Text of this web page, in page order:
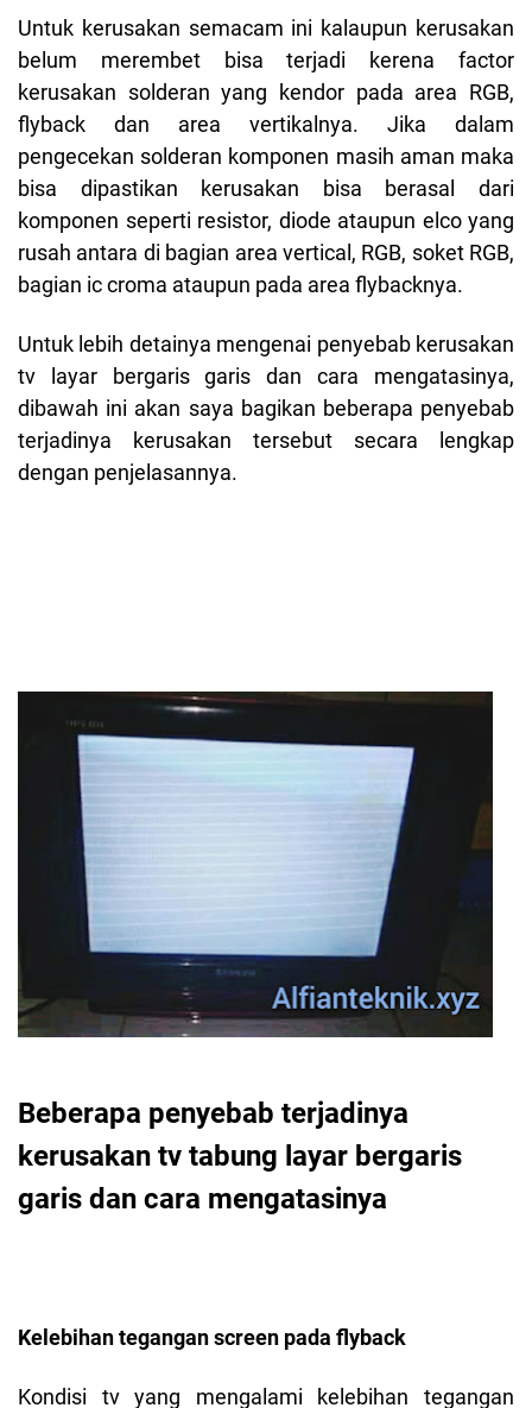
Untuk kerusakan semacam ini kalaupun kerusakan
belum merembet bisa terjadi kerena factor
kerusakan solderan yang kendor pada area RGB,
flyback dan area vertikalnya. Jika dalam
pengecekan solderan komponen masih aman maka
bisa dipastikan kerusakan bisa berasal dari
komponen seperti resistor, diode ataupun elco yang
rusah antara di bagian area vertical, RGB, soket RGB,
bagian ic croma ataupun pada area flybacknya.
Untuk lebih detainya mengenai penyebab kerusakan
tv layar bergaris garis dan cara mengatasinya,
dibawah ini akan saya bagikan beberapa penyebab
terjadinya kerusakan tersebut secara lengkap
dengan penjelasannya.
Beberapa penyebab terjadinya
kerusakan tv tabung layar bergaris
garis dan cara mengatasinya
Kelebihan tegangan screen pada flyback
Kondisi tv yang mengalami kelebihan tegangan